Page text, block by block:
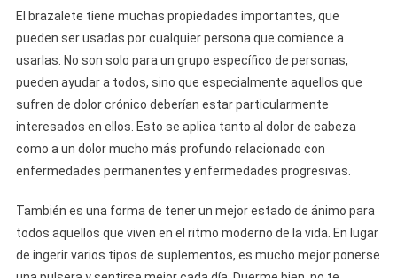
El brazalete tiene muchas propiedades importantes, que
pueden ser usadas por cualquier persona que comience a
usarlas. No son solo para un grupo específico de personas,
pueden ayudar a todos, sino que especialmente aquellos que
sufren de dolor crónico deberían estar particularmente
interesados en ellos. Esto se aplica tanto al dolor de cabeza
como a un dolor mucho más profundo relacionado con
enfermedades permanentes y enfermedades progresivas.
También es una forma de tener un mejor estado de ánimo para
todos aquellos que viven en el ritmo moderno de la vida. En lugar
de ingerir varios tipos de suplementos, es mucho mejor ponerse